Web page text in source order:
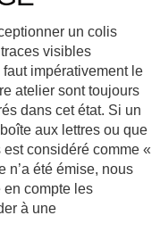
un colis
visibles
impérativement le
atelier sont toujours
dans cet état. Si un
aux lettres ou que
considéré comme «
n’a été émise, nous
en compte les
à une